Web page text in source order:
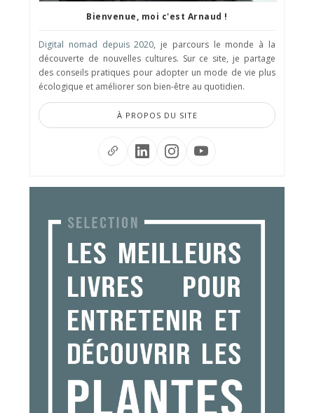
Bienvenue, moi c'est Arnaud !
Digital nomad depuis 2020, je parcours le monde à la
découverte de nouvelles cultures. Sur ce site, je partage
des conseils pratiques pour adopter un mode de vie plus
écologique et améliorer son bien-être au quotidien.
À PROPOS DU SITE